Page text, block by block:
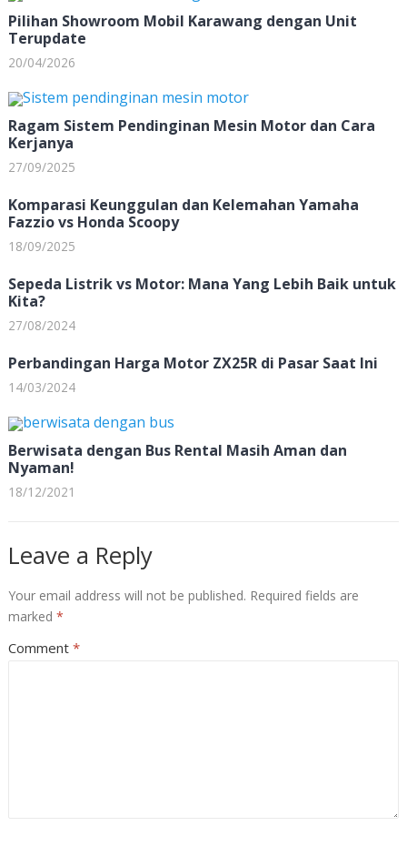
Pilihan Showroom Mobil Karawang dengan Unit
Terupdate
20/04/2026
Ragam Sistem Pendinginan Mesin Motor dan Cara
Kerjanya
27/09/2025
Komparasi Keunggulan dan Kelemahan Yamaha
Fazzio vs Honda Scoopy
18/09/2025
Sepeda Listrik vs Motor: Mana Yang Lebih Baik untuk
Kita?
27/08/2024
Perbandingan Harga Motor ZX25R di Pasar Saat Ini
14/03/2024
Berwisata dengan Bus Rental Masih Aman dan
Nyaman!
18/12/2021
Leave a Reply
Your email address will not be published. Required fields are
marked *
Comment *